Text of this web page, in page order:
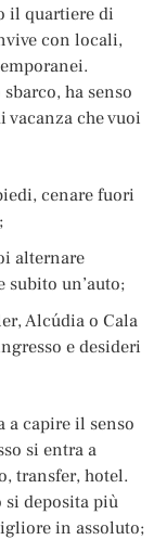
il quartiere di
con locali,
ha senso
che vuoi
cenare fuori
alternare
subito un’auto;
Alcúdia o Cala
e desideri
capire il senso
si entra a
transfer, hotel.
si deposita più
in assoluto;